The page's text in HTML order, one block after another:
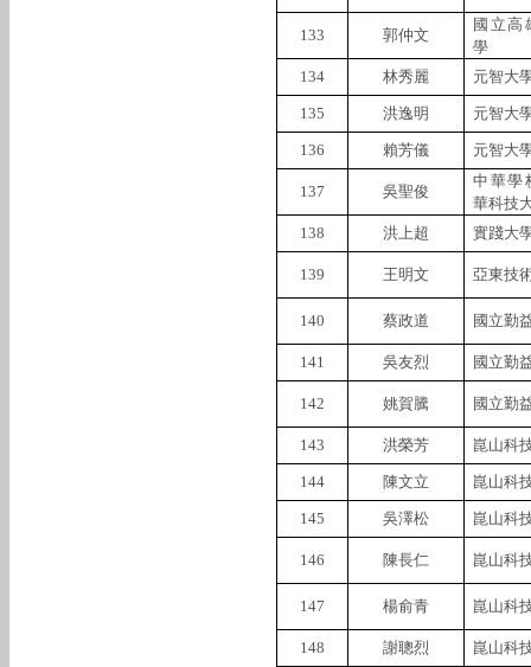
133 郭仲文
國立高
學
134
林秀麗 元智大
135 洪逸明 元智大
136 賴芳儀 元智大
137 吳聖俊
中華學
華科技
138
洪上超 實踐大
139 王明文 亞東技
140 蔡政道 國立勤
141 吳友烈 國立勤
142 姚賀騰 國立勤
143 洪榮芳 崑山科
144 陳文立 崑山科
145 吳澤松 崑山科
146 陳長仁 崑山科
147 楊俞青 崑山科
148 謝聰烈 崑山科